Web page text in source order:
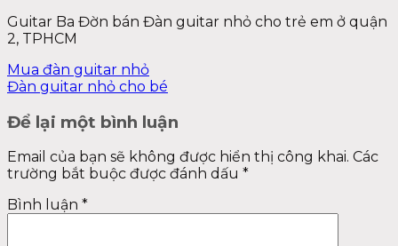
Guitar Ba Đờn bán Đàn guitar nhỏ cho trẻ em ở quận
2, TPHCM
Mua đàn guitar nhỏ
Đàn guitar nhỏ cho bé
Để lại một bình luận
Email của bạn sẽ không được hiển thị công khai. Các
trường bắt buộc được đánh dấu *
Bình luận *